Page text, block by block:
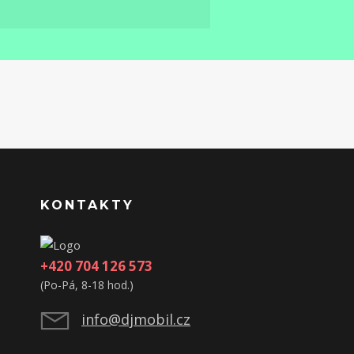
KONTAKTY
+420 704 126 573
(Po-Pá, 8-18 hod.)
info@djmobil.cz